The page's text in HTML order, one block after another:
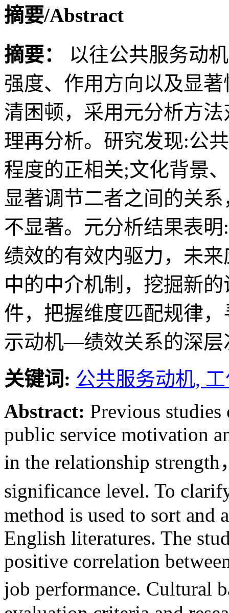
摘要/Abstract
摘要： 以往公共服务动
强度、作用方向以及显
清困顿，采用元分析方
理再分析。研究发现:公
程度的正相关;文化背景
显著调节二者之间的关
不显著。元分析结果表
绩效的有效内驱力，未
中的中介机制，挖掘新
件，把握维度匹配规律
示动机—绩效关系的深层
关键词: 公共服务动机,
Abstract: Previous
public service motivation
in the relationship
significance level. To
method is used to sort and
English literatures. The
positive correlation
job performance. Cultural